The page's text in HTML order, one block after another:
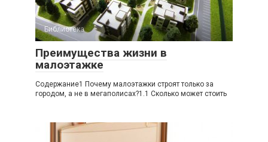
Библиотека
Преимущества жизни в
малоэтажке
Содержание1 Почему малоэтажки строят только за
городом, а не в мегаполисах?1.1 Сколько может стоить